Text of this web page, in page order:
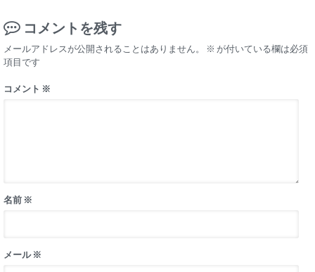
コメントを残す
メールアドレスが公開されることはありません。 ※ が付いている欄は必須
項目です
コメント ※
名前 ※
メール※